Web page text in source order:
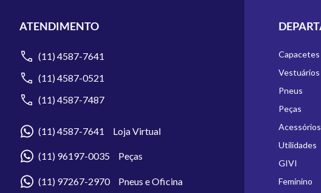
ATENDIMENTO
(11) 4587-7641
(11) 4587-0521
(11) 4587-7487
(11) 4587-7641 Loja Virtual
(11) 96197-0035 Peças
(11) 97267-2970 Pneus e Oficina
Capacetes
Vestuários
Pneus
Peças
Acessórios
Utilidades
GIVI
Feminino